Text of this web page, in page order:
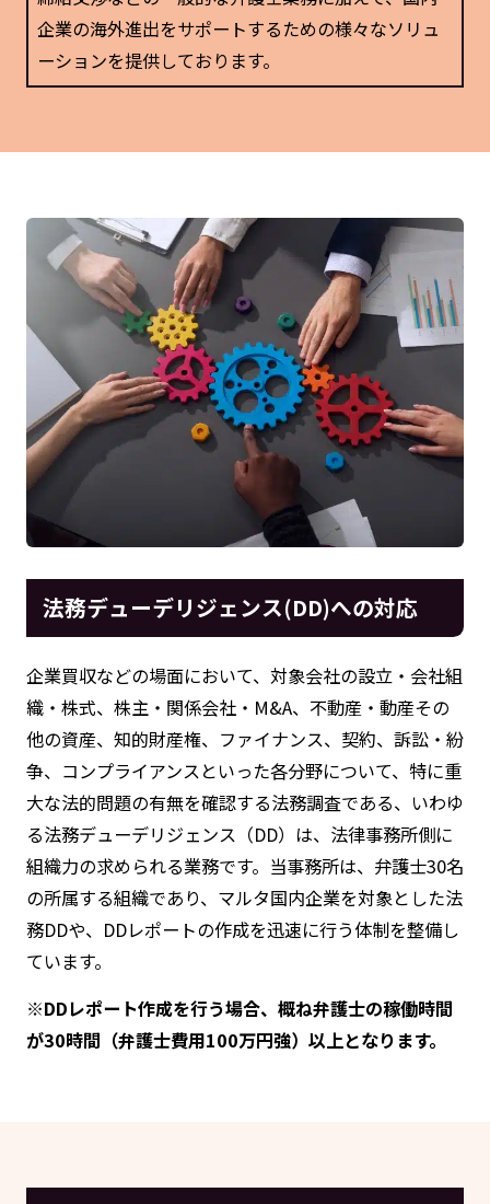
企業の海外進出をサポートするための様々なソリュ
ーションを提供しております。
法務デューデリジェンス(DD)への対応
企業買収などの場面において、対象会社の設立・会社組
織・株式、株主・関係会社・M&A、不動産・動産その
他の資産、知的財産権、ファイナンス、契約、訴訟・紛
争、コンプライアンスといった各分野について、特に重
大な法的問題の有無を確認する法務調査である、いわゆ
る法務デューデリジェンス（DD）は、法律事務所側に
組織力の求められる業務です。当事務所は、弁護士30名
の所属する組織であり、マルタ国内企業を対象とした法
務DDや、DDレポートの作成を迅速に行う体制を整備し
ています。
※DDレポート作成を行う場合、概ね弁護士の稼働時間
が30時間（弁護士費用100万円強）以上となります。